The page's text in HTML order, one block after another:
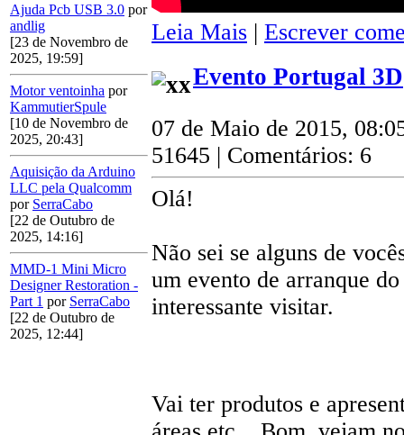
Ajuda Pcb USB 3.0 por
andlig
[23 de Novembro de
2025, 19:59]
Motor ventoinha por
KammutierSpule
[10 de Novembro de
2025, 20:43]
Aquisição da Arduino
LLC pela Qualcomm
por SerraCabo
[22 de Outubro de
2025, 14:16]
MMD-1 Mini Micro
Designer Restoration -
Part 1 por SerraCabo
[22 de Outubro de
2025, 12:44]
Leia Mais | Escrever
Evento Portugal 3D
07 de Maio de 2015,
51645 | Comentários: 6
Olá!
Não sei se alguns de
um evento de arranque
interessante visitar.
Vai ter produtos e